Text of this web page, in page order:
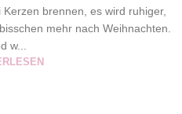
brennen, es wird ruhiger,
mehr nach Weihnachten.
w...